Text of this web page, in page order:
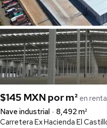
$145 MXN por m² en renta
Nave industrial
8,492 m²